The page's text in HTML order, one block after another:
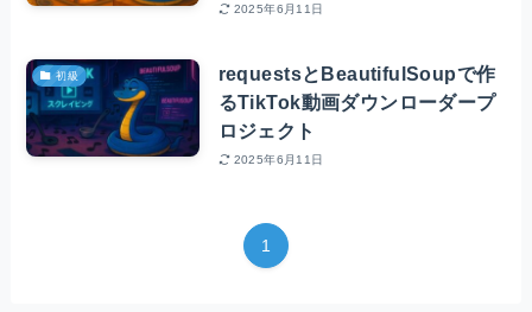
2025年6月11日
初級
requestsとBeautifulSoupで作
るTikTok動画ダウンローダープ
ロジェクト
2025年6月11日
1